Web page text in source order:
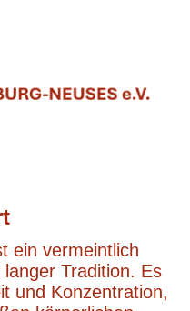
ein vermeintlich
Tradition. Es
und Konzentration,